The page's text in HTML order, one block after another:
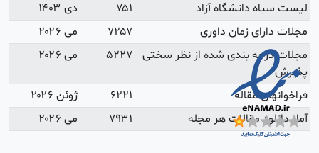
دی ۱۴۰۳
می ۲۰۲۶
می ۲۰۲۶
ژوئن ۲۰۲۶
می ۲۰۲۶